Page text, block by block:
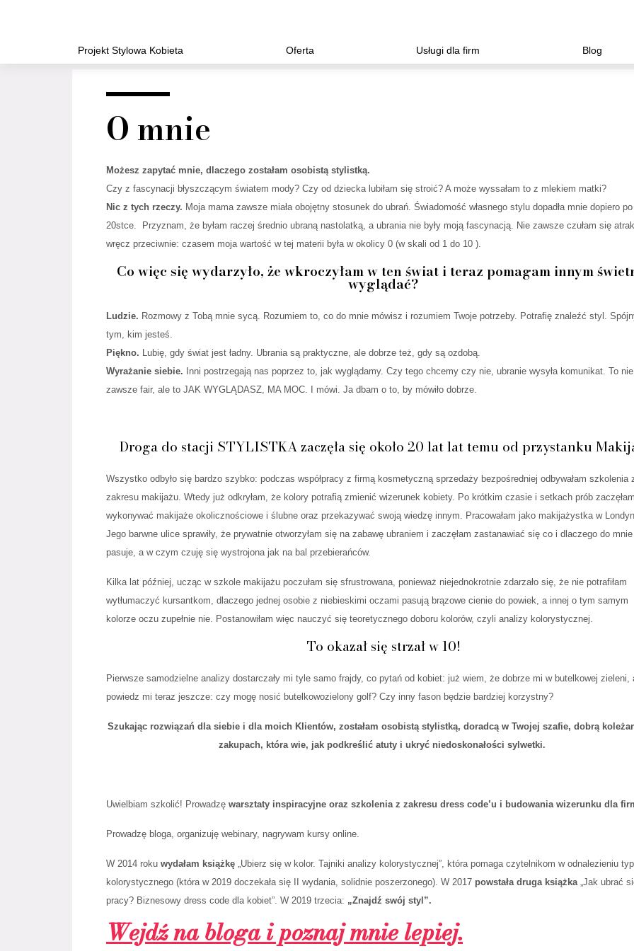
Projekt Stylowa Kobieta Oferta Usługi dla firm Blog
O mnie
Możesz zapytać mnie, dlaczego zostałam osobistą stylistką.
Czy z fascynacji błyszczącym światem mody? Czy od dziecka lubiłam się stroić? A może wyssałam to z mlekiem matki?
Nic z tych rzeczy. Moja mama zawsze miała obojętny stosunek do ubrań. Świadomość własnego stylu dopadła mnie dopiero po
20stce. Przyznam, że byłam raczej średnio ubraną nastolatką, a ubrania nie były moją fascynacją. Nie zawsze czułam się
wręcz przeciwnie: czasem moja wartość w tej materii była w okolicy 0 (w skali od 1 do 10 ).
Co więc się wydarzyło, że wkroczyłam w ten świat i teraz pomagam innym
wyglądać?
Ludzie. Rozmowy z Tobą mnie sycą. Rozumiem to, co do mnie mówisz i rozumiem Twoje potrzeby. Potrafię znaleźć styl.
tym, kim jesteś.
Piękno. Lubię, gdy świat jest ładny. Ubrania są praktyczne, ale dobrze też, gdy są ozdobą.
Wyrażanie siebie. Inni postrzegają nas poprzez to, jak wyglądamy. Czy tego chcemy czy nie, ubranie wysyła komunikat. To nie
zawsze fair, ale to JAK WYGLĄDASZ, MA MOC. I mówi. Ja dbam o to, by mówiło dobrze.
Droga do stacji STYLISTKA zaczęła się około 20 lat lat temu od przystanku
Wszystko odbyło się bardzo szybko: podczas współpracy z firmą kosmetyczną sprzedaży bezpośredniej odbywałam szkolenia
zakresu makijażu. Wtedy już odkryłam, że kolory potrafią zmienić wizerunek kobiety. Po krótkim czasie i setkach prób zaczęłam
wykonywać makijaże okolicznościowe i ślubne oraz przekazywać swoją wiedzę innym. Pracowałam jako makijażystka w
Jego barwne ulice sprawiły, że prywatnie otworzyłam się na zabawę ubraniem i zaczęłam zastanawiać się co i dlaczego do mnie
pasuje, a w czym czuję się wystrojona jak na bal przebierańców.
Kilka lat później, ucząc w szkole makijażu poczułam się sfrustrowana, ponieważ niejednokrotnie zdarzało się, że nie potrafiłam
wytłumaczyć kursantkom, dlaczego jednej osobie z niebieskimi oczami pasują brązowe cienie do powiek, a innej o tym samym
kolorze oczu zupełnie nie. Postanowiłam więc nauczyć się teoretycznego doboru kolorów, czyli analizy kolorystycznej.
To okazał się strzał w 10!
Pierwsze samodzielne analizy dostarczały mi tyle samo frajdy, co pytań od kobiet: już wiem, że dobrze mi w butelkowej zieleni,
powiedz mi teraz jeszcze: czy mogę nosić butelkowozielony golf? Czy inny fason będzie bardziej korzystny?
Szukając rozwiązań dla siebie i dla moich Klientów, zostałam osobistą stylistką, doradcą w Twojej szafie, dobrą
zakupach, która wie, jak podkreślić atuty i ukryć niedoskonałości sylwetki.
Uwielbiam szkolić! Prowadzę warsztaty inspiracyjne oraz szkolenia z zakresu dress code’u i budowania wizerunku dla
Prowadzę bloga, organizuję webinary, nagrywam kursy online.
W 2014 roku wydałam książkę „Ubierz się w kolor. Tajniki analizy kolorystycznej”, która pomaga czytelnikom w odnalezieniu
kolorystycznego (która w 2019 doczekała się II wydania, solidnie poszerzonego). W 2017 powstała druga książka„Jak ubrać
pracy? Biznesowy dress code dla kobiet”. W 2019 trzecia: „Znajdź swój styl”.
Wejdź na bloga i poznaj mnie lepiej.